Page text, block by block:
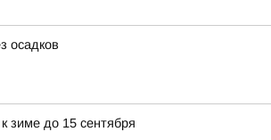
осадков
зиме до 15 сентября